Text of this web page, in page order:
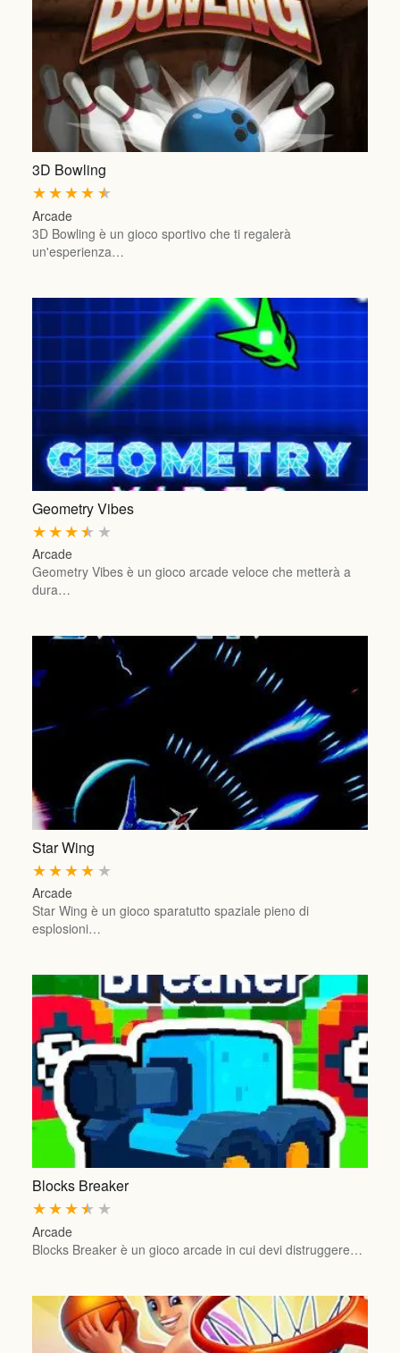
3D Bowling
★
★
★
★
★
Arcade
3D Bowling è un gioco sportivo che ti regalerà
un'esperienza…
Geometry Vibes
★
★
★
★
★
Arcade
Geometry Vibes è un gioco arcade veloce che metterà a
dura…
Star Wing
★
★
★
★
★
Arcade
Star Wing è un gioco sparatutto spaziale pieno di
esplosioni…
Blocks Breaker
★
★
★
★
★
Arcade
Blocks Breaker è un gioco arcade in cui devi distruggere…